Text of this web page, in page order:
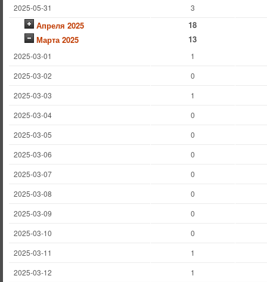
2025-05-31 3
Апреля 2025
18
Марта 2025
13
2025-03-01
1
2025-03-02
0
2025-03-03
1
2025-03-04
0
2025-03-05
0
2025-03-06
0
2025-03-07
0
2025-03-08
0
2025-03-09
0
2025-03-10
0
2025-03-11
1
2025-03-12
1